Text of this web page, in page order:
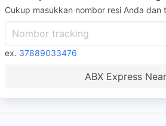
Cukup masukkan nombor resi Anda dan
ex. 37889033476
ABX Express